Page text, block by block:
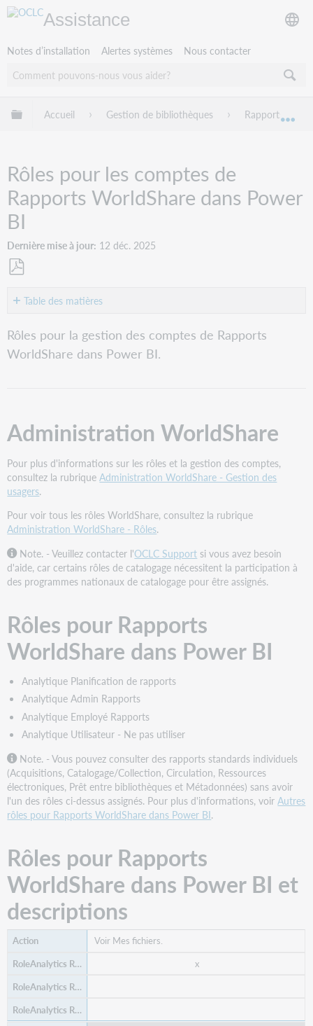
Assistance
Notes d’installation Alertes systèmes Nous contacter
Développer/réduire la hiérarchie globale
Accueil Gestion de bibliothèques Rapports
Rôles pour les comptes de
Rapports WorldShare dans Power
BI
Dernière mise à jour 12 déc. 2025
en
que
PDF
Table des matières
Administration
WorldShare
Rôles
Power
BI
Rôles
pour
Rapports
dans
Power
et
descriptions
Autres
pour
Rapports
WorldShare
dans
Power
BI
Rapports
d'Acquisitions
Rapports
de
Catalogage/Collection
Rapports
de
Circulation
le
Prêt
entre
bibliothèques
Rôles pour la gestion des comptes de Rapports
WorldShare dans Power BI.
Administration WorldShare
Pour plus d'informations sur les rôles et la gestion des comptes,
consultez la rubriqueAdministration WorldShare - Gestion des
usagers.
Pour voir tous les rôles WorldShare, consultez la rubrique
Administration WorldShare - Rôles.
Note. - Veuillez contacter l'OCLC Support si vous avez besoin
d'aide, car certains rôles de catalogage nécessitent la participation à
des programmes nationaux de catalogage pour être assignés.
Rôles pour Rapports
WorldShare dans Power BI
Analytique Planification de rapports
Analytique Admin Rapports
Analytique Employé Rapports
Analytique Utilisateur - Ne pas utiliser
Note. - Vous pouvez consulter des rapports standards individuels
(Acquisitions, Catalogage/Collection, Circulation, Ressources
électroniques, Prêt entre bibliothèques et Métadonnées) sans avoir
l'un des rôles ci-dessus assignés. Pour plus d'informations, voirAutres
rôles pour Rapports WorldShare dans Power BI.
Rôles pour Rapports
WorldShare dans Power BI et
descriptions
Voir Mes fichiers.
x